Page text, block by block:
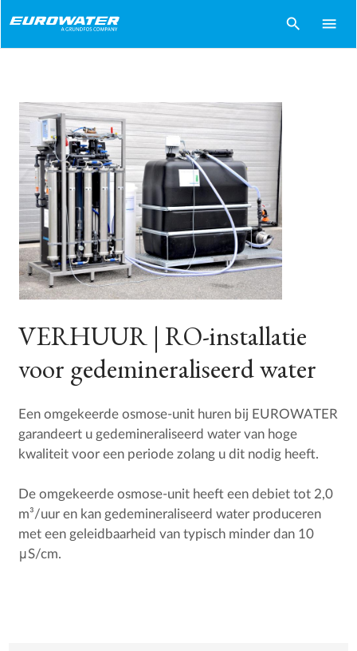
search menu
VERHUUR | RO-installatie
voor gedemineraliseerd water
Een omgekeerde osmose-unit huren bij EUROWATER
garandeert u gedemineraliseerd water van hoge
kwaliteit voor een periode zolang u dit nodig heeft.
De omgekeerde osmose-unit heeft een debiet tot 2,0
m³/uur en kan gedemineraliseerd water produceren
met een geleidbaarheid van typisch minder dan 10
μS/cm.